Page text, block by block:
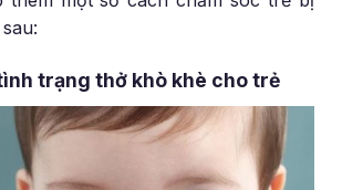
trạng thở khò khè cho trẻ